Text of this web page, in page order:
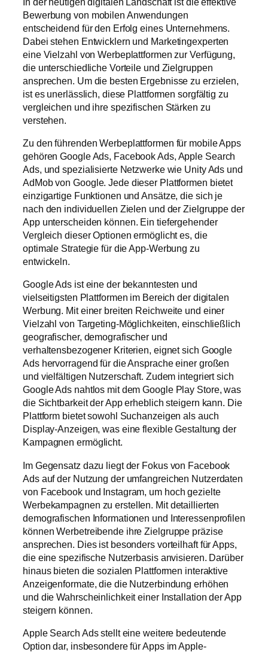
Bewerbung von mobilen Anwendungen
entscheidend für den Erfolg eines Unternehmens.
Dabei stehen Entwicklern und Marketingexperten
eine Vielzahl von Werbeplattformen zur Verfügung,
die unterschiedliche Vorteile und Zielgruppen
ansprechen. Um die besten Ergebnisse zu erzielen,
ist es unerlässlich, diese Plattformen sorgfältig zu
vergleichen und ihre spezifischen Stärken zu
verstehen.
Zu den führenden Werbeplattformen für mobile Apps
gehören Google Ads, Facebook Ads, Apple Search
Ads, und spezialisierte Netzwerke wie Unity Ads und
AdMob von Google. Jede dieser Plattformen bietet
einzigartige Funktionen und Ansätze, die sich je
nach den individuellen Zielen und der Zielgruppe der
App unterscheiden können. Ein tiefergehender
Vergleich dieser Optionen ermöglicht es, die
optimale Strategie für die App-Werbung zu
entwickeln.
Google Ads ist eine der bekanntesten und
vielseitigsten Plattformen im Bereich der digitalen
Werbung. Mit einer breiten Reichweite und einer
Vielzahl von Targeting-Möglichkeiten, einschließlich
geografischer, demografischer und
verhaltensbezogener Kriterien, eignet sich Google
Ads hervorragend für die Ansprache einer großen
und vielfältigen Nutzerschaft. Zudem integriert sich
Google Ads nahtlos mit dem Google Play Store, was
die Sichtbarkeit der App erheblich steigern kann. Die
Plattform bietet sowohl Suchanzeigen als auch
Display-Anzeigen, was eine flexible Gestaltung der
Kampagnen ermöglicht.
Im Gegensatz dazu liegt der Fokus von Facebook
Ads auf der Nutzung der umfangreichen Nutzerdaten
von Facebook und Instagram, um hoch gezielte
Werbekampagnen zu erstellen. Mit detaillierten
demografischen Informationen und Interessenprofilen
können Werbetreibende ihre Zielgruppe präzise
ansprechen. Dies ist besonders vorteilhaft für Apps,
die eine spezifische Nutzerbasis anvisieren. Darüber
hinaus bieten die sozialen Plattformen interaktive
Anzeigenformate, die die Nutzerbindung erhöhen
und die Wahrscheinlichkeit einer Installation der App
steigern können.
Apple Search Ads stellt eine weitere bedeutende
Option dar, insbesondere für Apps im Apple-